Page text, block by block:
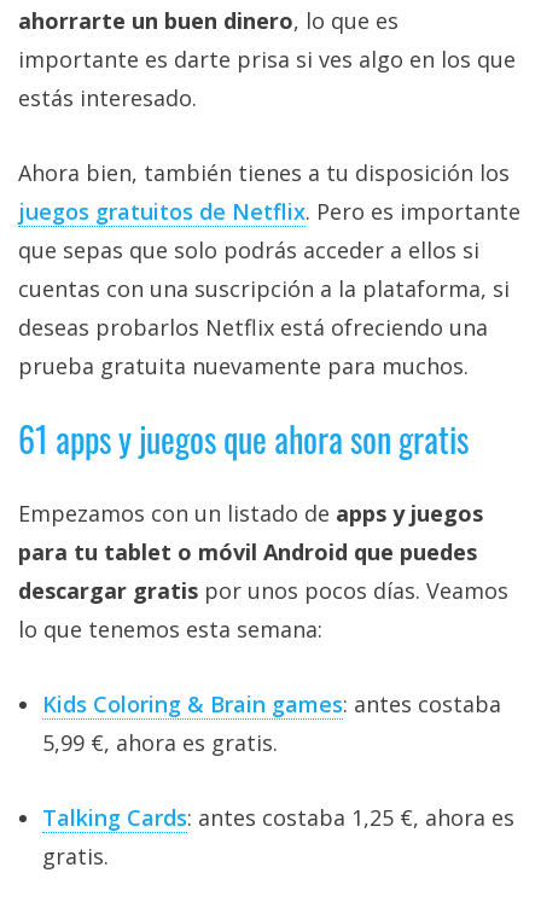
ahorrarte un buen dinero, lo que es
importante es darte prisa si ves algo en los que
estás interesado.
Ahora bien, también tienes a tu disposición los
juegos gratuitos de Netflix‎. Pero es importante
que sepas que solo podrás acceder a ellos si
cuentas con una suscripción a la plataforma, si
deseas probarlos Netflix está ofreciendo una
prueba gratuita nuevamente para muchos.
61 apps y juegos que ahora son gratis
Empezamos con un listado de apps y juegos
para tu tablet o móvil Android que puedes
descargar gratis por unos pocos días. Veamos
lo que tenemos esta semana:
Kids Coloring & Brain games: antes costaba
5,99 €, ahora es gratis.
Talking Cards: antes costaba 1,25 €, ahora es
gratis.